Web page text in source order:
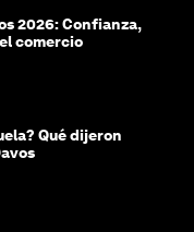
2026: Confianza,
comercio
Qué dijeron